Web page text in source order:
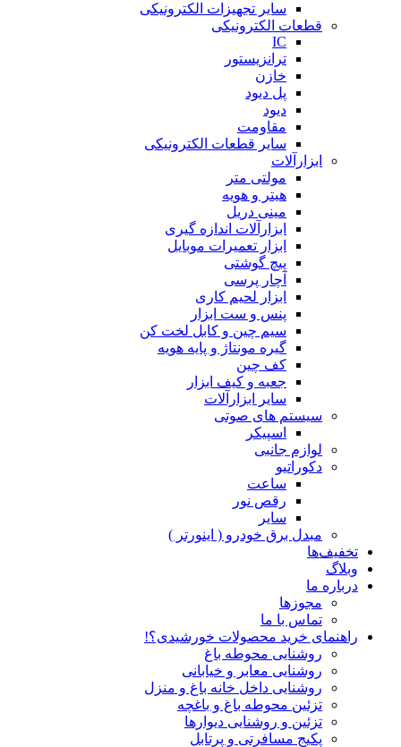
سایر تجهیزات الکترونیکی
قطعات الکترونیکی
IC
ترانزیستور
خازن
پل دیود
دیود
مقاومت
سایر قطعات الکترونیکی
ابزارآلات
مولتی متر
هیتر و هویه
مینی دریل
ابزارآلات اندازه گیری
ابزار تعمیرات موبایل
پیچ گوشتی
آچار پرسی
ابزار لحیم کاری
پنس و ست ابزار
سیم چین و کابل لخت کن
گیره مونتاژ و پایه هویه
کف چین
جعبه و کیف ابزار
سایر ابزارآلات
سیستم های صوتی
اسپیکر
لوازم جانبی
دکوراتیو
ساعت
رقص نور
سایر
مبدل برق خودرو ( اینورتر )
تخفیف‌ها
وبلاگ
درباره ما
مجوزها
تماس با ما
راهنمای خرید محصولات خورشیدی؟!
روشنایی محوطه باغ
روشنایی معابر و خیابانی
روشنایی داخل خانه باغ و منزل
تزئین محوطه باغ و باغچه
تزئین و روشنایی دیوارها
پکیج مسافرتی و پرتابل